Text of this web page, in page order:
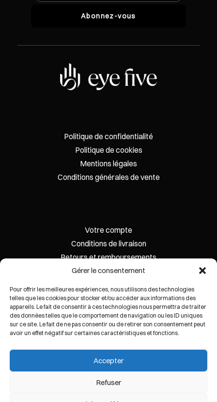
Gérer le consentement
Pour offrir les meilleures expériences, nous utilisons des technologies
telles que les cookies pour stocker et/ou accéder aux informations des
appareils. Le fait de consentir à ces technologies nous permettra de traiter
des données telles que le comportement de navigation ou les ID uniques
sur ce site. Le fait de ne pas consentir ou de retirer son consentement peut
avoir un effet négatif sur certaines caractéristiques et fonctions.
Accepter
Refuser
Politique de confidentialité
Politique de cookies
Mentions légales
Conditions générales de vente
Votre compte
Conditions de livraison
Retours et remboursements
eye five lunettes optiques
© 2026 EYE FIVE STORE. | Tous droits réservés.